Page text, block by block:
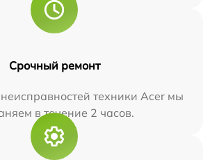
Срочный ремонт
техники Acer мы
в течение 2 часов.